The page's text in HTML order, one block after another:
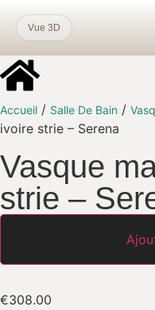
Vue 3D
Accueil / Salle De Bain /
ivoire strie – Serena
Vasque
strie –
€308.00